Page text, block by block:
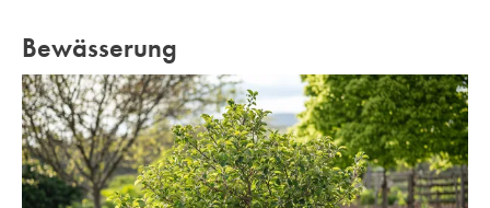
Bewässerung